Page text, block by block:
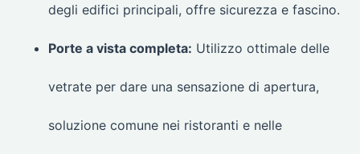
degli edifici principali, offre sicurezza e fascino.
Porte a vista completa: Utilizzo ottimale delle
vetrate per dare una sensazione di apertura,
soluzione comune nei ristoranti e nelle